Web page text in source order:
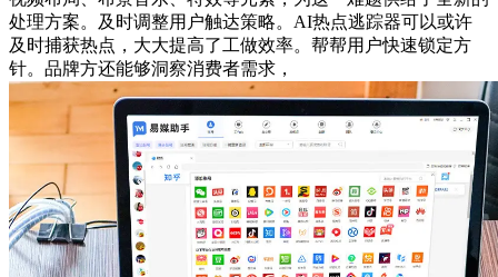
处理方案。及时调整用户触达策略。AI热点逃踪器可以或许
及时捕获热点，大大提高了工做效率。帮帮用户快速锁定方
针。品牌方还能够洞察消费者需求，